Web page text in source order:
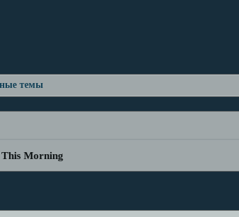
темы
Morning